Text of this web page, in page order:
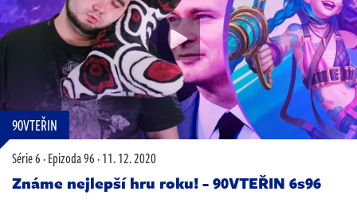
90VTEŘIN
Série 6·Epizoda 96·11. 12. 2020
Známe nejlepší hru roku! - 90VTEŘIN 6s96